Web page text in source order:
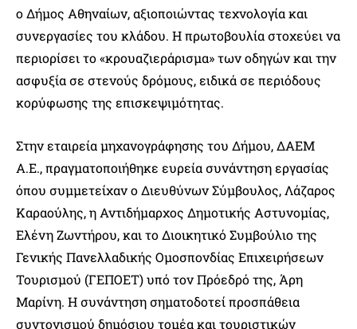
ο Δήμος Αθηναίων, αξιοποιώντας τεχνολογία και
συνεργασίες του κλάδου. Η πρωτοβουλία στοχεύει να
περιορίσει το «κρουαζιεράρισμα» των οδηγών και την
ασφυξία σε στενούς δρόμους, ειδικά σε περιόδους
κορύφωσης της επισκεψιμότητας.
Στην εταιρεία μηχανογράφησης του Δήμου, ΔΑΕΜ
Α.Ε., πραγματοποιήθηκε ευρεία συνάντηση εργασίας
όπου συμμετείχαν ο Διευθύνων Σύμβουλος, Λάζαρος
Καραούλης, η Αντιδήμαρχος Δημοτικής Αστυνομίας,
Ελένη Ζωντήρου, και το Διοικητικό Συμβούλιο της
Γενικής Πανελλαδικής Ομοσπονδίας Επιχειρήσεων
Τουρισμού (ΓΕΠΟΕΤ) υπό τον Πρόεδρό της, Άρη
Μαρίνη. Η συνάντηση σηματοδοτεί προσπάθεια
συντονισμού δημόσιου τομέα και τουριστικών